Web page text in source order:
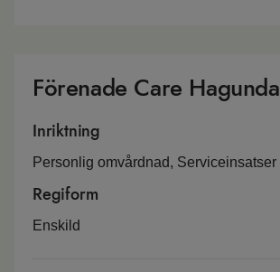
Förenade Care Hagunda
Inriktning
Personlig omvårdnad, Serviceinsatser
Regiform
Enskild